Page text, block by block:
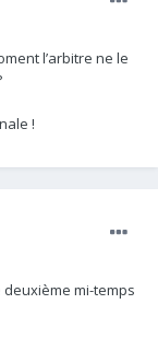
l’arbitre ne le
!
mi-temps